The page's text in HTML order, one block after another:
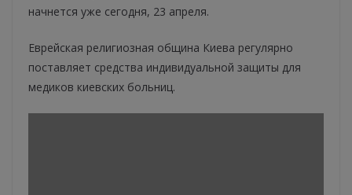
начнется уже сегодня, 23 апреля.
Еврейская религиозная община Киева регулярно
поставляет средства индивидуальной защиты для
медиков киевских больниц.